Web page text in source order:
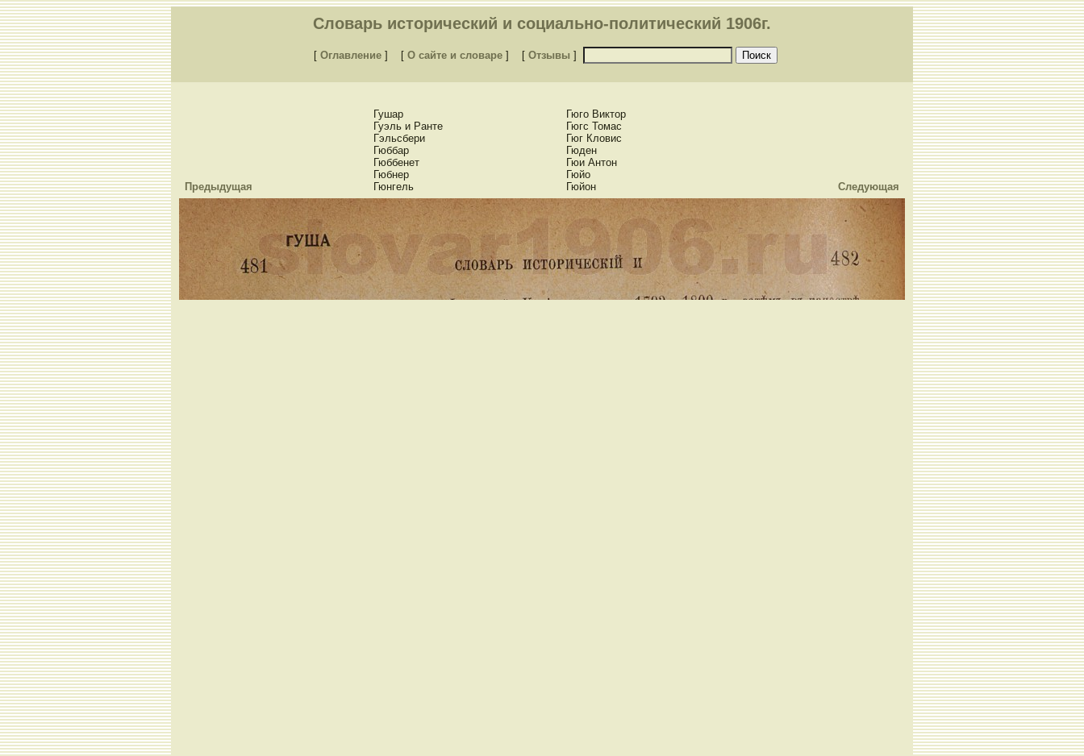
Словарь исторический и социально-политический 1906г.
[ Оглавление] [ О сайте и словаре] [ Отзывы ]
Гушар
Гуэль и Ранте
Гэльсбери
Гюббар
Гюббенет
Гюбнер
Гюнгель
Гюго Виктор
Гюгс Томас
Гюг Кловис
Гюден
Гюи Антон
Гюйо
Гюйон
Предыдущая Следующая